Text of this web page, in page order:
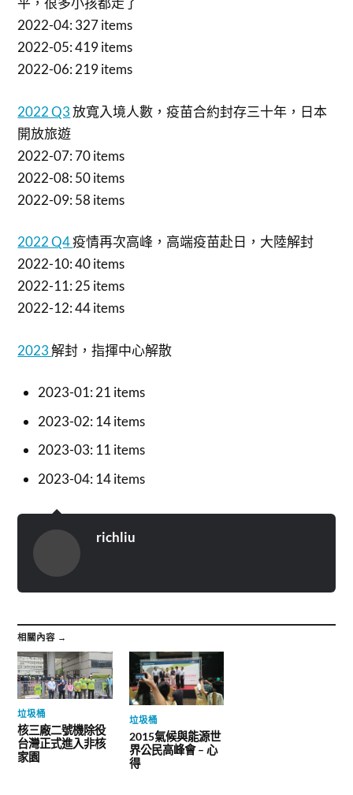
2022-04: 327 items
2022-05: 419 items
2022-06: 219 items
2022 Q3放寬入境人數，疫苗合約封存三十年，日本
開放旅遊
2022-07: 70 items
2022-08: 50 items
2022-09: 58 items
2022 Q4疫情再次高峰，高端疫苗赴日，大陸解封
2022-10: 40 items
2022-11: 25 items
2022-12: 44 items
2023解封，指揮中心解散
2023-01: 21 items
2023-02: 14 items
2023-03: 11 items
2023-04: 14 items
richliu
相關內容 →
垃圾桶
核三廠二號機除役
台灣正式進入非核
家園
垃圾桶
2015氣候與能源世
界公民高峰會 – 心
得